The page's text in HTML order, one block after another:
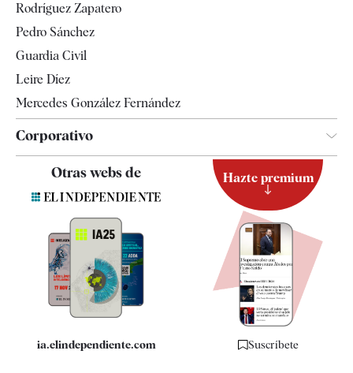
Televisión
Rodríguez Zapatero
Pedro Sánchez
Guardia Civil
Leire Díez
Mercedes González Fernández
Corporativo
Contacto
Quiénes somos
Especificaciones
Otras webs de
ia.elindependiente.com
Hazte premium
Suscríbete